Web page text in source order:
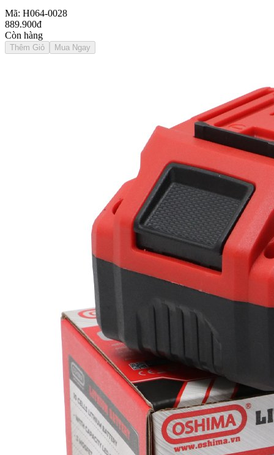
Mã: H064-0028
889.900đ
Còn hàng
Thêm Giỏ Mua Ngay